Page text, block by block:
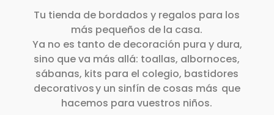
pueden
en
la
página
de
producto
la
página
de
producto
Tu tienda de bordados y regalos para los
más pequeños de la casa.
Ya no es tanto de decoración pura y dura,
sino que va más allá: toallas, albornoces,
sábanas, kits para el colegio, bastidores
decorativos y un sinfín de cosas más que
hacemos para vuestros niños.